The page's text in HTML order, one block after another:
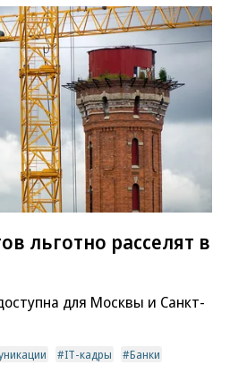
льготно расселят в
для Москвы и Санкт-
IT-кадры
Банки